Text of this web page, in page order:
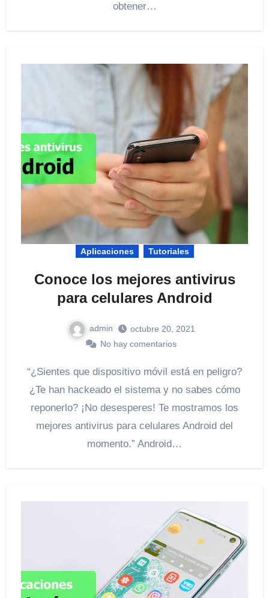
obtener…
Aplicaciones Tutoriales
Conoce los mejores antivirus
para celulares Android
admin
octubre 20, 2021
No hay comentarios
“¿Sientes que dispositivo móvil está en peligro?
¿Te han hackeado el sistema y no sabes cómo
reponerlo? ¡No desesperes! Te mostramos los
mejores antivirus para celulares Android del
momento.” Android…